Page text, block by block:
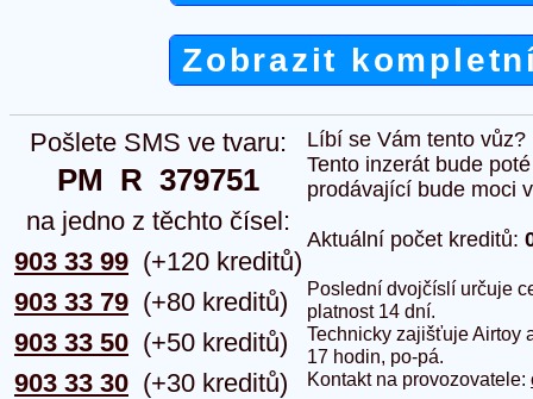
Zobrazit
Pošlete SMS ve tvaru:
PM  R  379751
na jedno z těchto čísel:
903 33 99
903 33 79
903 33 50
903 33 30
(+120 kreditů)
(+80 kreditů)
(+50 kreditů)
(+30 kreditů)
Líbí se Vám tento
Tento inzerát bude
prodávající bude moci
Aktuální počet kreditů:
Poslední dvojčíslí určuje
platnost 14 dní.
Technicky zajišťuje Airtoy
17 hodin, po-pá.
Kontakt na provozovatele: